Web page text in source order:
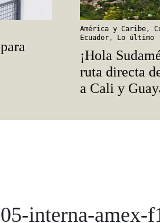
América y Caribe,
Ecuador, Lo último
¡Hola
ruta directa
a Cali y
05-interna-amex-